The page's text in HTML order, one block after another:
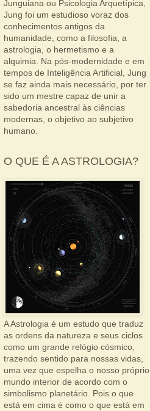
Junguiana ou Psicologia Arquetípica,
Jung foi um estudioso voraz dos
conhecimentos antigos da
humanidade, como a filosofia, a
astrologia, o hermetismo e a
alquimia. Na pós-modernidade e em
tempos de Inteligência Artificial, Jung
se faz ainda mais necessário, por ter
sido um mestre capaz de unir a
sabedoria ancestral às ciências
modernas, o objetivo ao subjetivo
humano.
O QUE É A ASTROLOGIA?
A Astrologia é um estudo que traduz
as ordens da natureza e seus ciclos
como um grande relógio cósmico,
trazendo sentido para nossas vidas,
uma vez que espelha o nosso próprio
mundo interior de acordo com o
simbolismo planetário. Pois o que
está em cima é como o que está em